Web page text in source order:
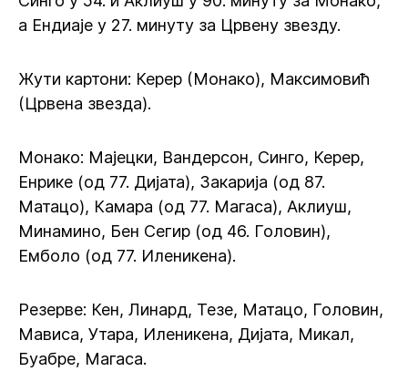
а Ендиаје у 27. минуту за Црвену звезду.
Жути картони: Керер (Монако), Максимовић
(Црвена звезда).
Монако: Мајецки, Вандерсон, Синго, Керер,
Енрике (од 77. Дијата), Закарија (од 87.
Матацо), Камара (од 77. Магаса), Аклиуш,
Минамино, Бен Сегир (од 46. Головин),
Емболо (од 77. Иленикена).
Резерве: Кен, Линард, Тезе, Матацо, Головин,
Мависа, Утара, Иленикена, Дијата, Микал,
Буабре, Магаса.